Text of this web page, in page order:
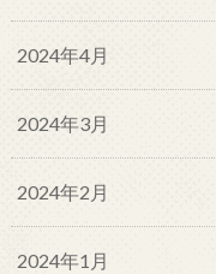
2024年4月
2024年3月
2024年2月
2024年1月